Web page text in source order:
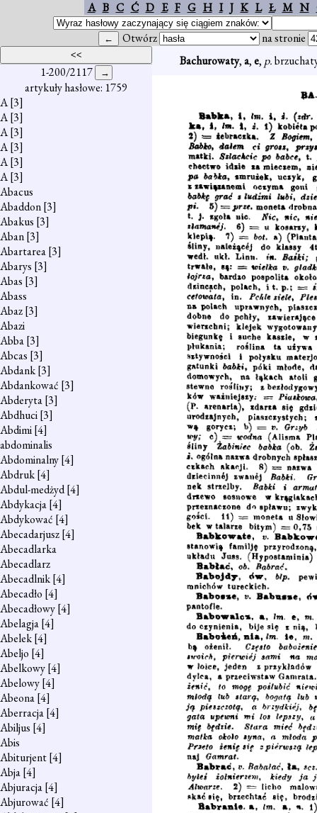
A B C Ć D E F G H I J K L Ł M N
Otwórz na stronie
1-200/2117
artykuły hasłowe: 1759
A[3]
A[3]
A[3]
A[3]
A[3]
A[3]
Abacus
Abaddon[3]
Abakus [3]
Aban[3]
Abartarea[3]
Abarys [3]
Abas [3]
Abass
Abaz[3]
Abazi
Abba[3]
Abcas [3]
Abdank[3]
Abdankować [3]
Abderyta[3]
Abdhuci[3]
Abdimi[4]
abdominalis
Abdominalny[4]
Abdruk[4]
Abdul-medżyd[4]
Abdykacja[4]
Abdykować [4]
Abecadarjusz[4]
Abecadlarka
Abecadlarz
Abecadlnik[4]
Abecadło [4]
Abecadłowy[4]
Abelagja[4]
Abelek[4]
Abeljo [4]
Abelkowy[4]
Abelowy[4]
Abeona[4]
Aberracja[4]
Abiljus [4]
Abis
Abiturjent[4]
Abja[4]
Abjuracja[4]
Abjurować [4]
Bachurowaty,a,e, p.